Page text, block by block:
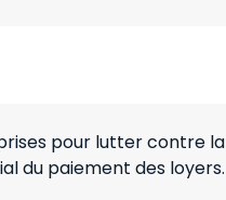
pour lutter contre la
du paiement des loyers.